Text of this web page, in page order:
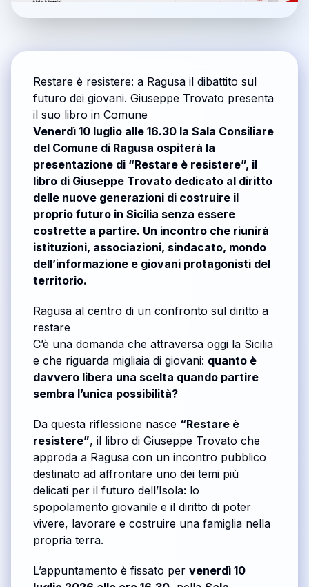
Restare è resistere: a Ragusa il dibattito sul
futuro dei giovani. Giuseppe Trovato presenta
il suo libro in Comune
Venerdì 10 luglio alle 16.30 la Sala Consiliare
del Comune di Ragusa ospiterà la
presentazione di “Restare è resistere”, il
libro di Giuseppe Trovato dedicato al diritto
delle nuove generazioni di costruire il
proprio futuro in Sicilia senza essere
costrette a partire. Un incontro che riunirà
istituzioni, associazioni, sindacato, mondo
dell’informazione e giovani protagonisti del
territorio.
Ragusa al centro di un confronto sul diritto a
restare
C’è una domanda che attraversa oggi la Sicilia
e che riguarda migliaia di giovani: quanto è
davvero libera una scelta quando partire
sembra l’unica possibilità?
Da questa riflessione nasce “Restare è
resistere”, il libro di Giuseppe Trovato che
approda a Ragusa con un incontro pubblico
destinato ad affrontare uno dei temi più
delicati per il futuro dell’Isola: lo
spopolamento giovanile e il diritto di poter
vivere, lavorare e costruire una famiglia nella
propria terra.
L’appuntamento è fissato per venerdì 10